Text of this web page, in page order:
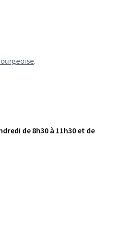
.
de 8h30 à 11h30 et de